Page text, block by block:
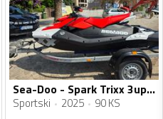
Sea-Doo - Spark Trixx 3up 90 HP
Sportski 2025 90 KS